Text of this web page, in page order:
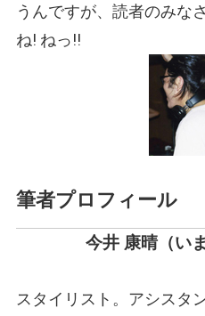
うんですが、読者のみな
ね! ねっ!!
筆者プロフィール
今井 康晴（い
スタイリスト。アシスタ